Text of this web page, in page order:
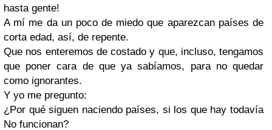
hasta gente!
A mí me da un poco de miedo que aparezcan países de
corta edad, así, de repente.
Que nos enteremos de costado y que, incluso, tengamos
que poner cara de que ya sabíamos, para no quedar
como ignorantes.
Y yo me pregunto:
¿Por qué siguen naciendo países, si los que hay todavía
No funcionan?